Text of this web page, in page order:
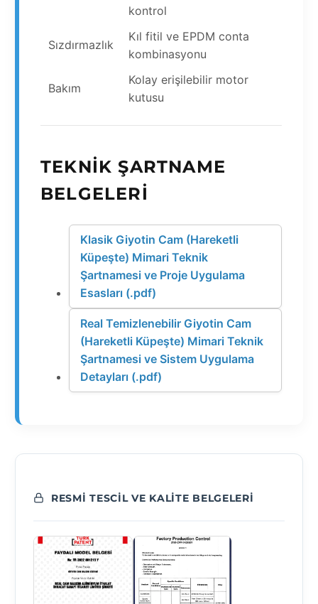
kontrol
Sızdırmazlık
Kıl fitil ve EPDM conta
kombinasyonu
Bakım
Kolay erişilebilir motor
kutusu
TEKNIK ŞARTNAME
BELGELERI
Klasik Giyotin Cam (Hareketli
Küpeşte) Mimari Teknik
Şartnamesi ve Proje Uygulama
Esasları (.pdf)
Real Temizlenebilir Giyotin Cam
(Hareketli Küpeşte) Mimari Teknik
Şartnamesi ve Sistem Uygulama
Detayları (.pdf)
RESMI TESCIL VE KALITE BELGELERI